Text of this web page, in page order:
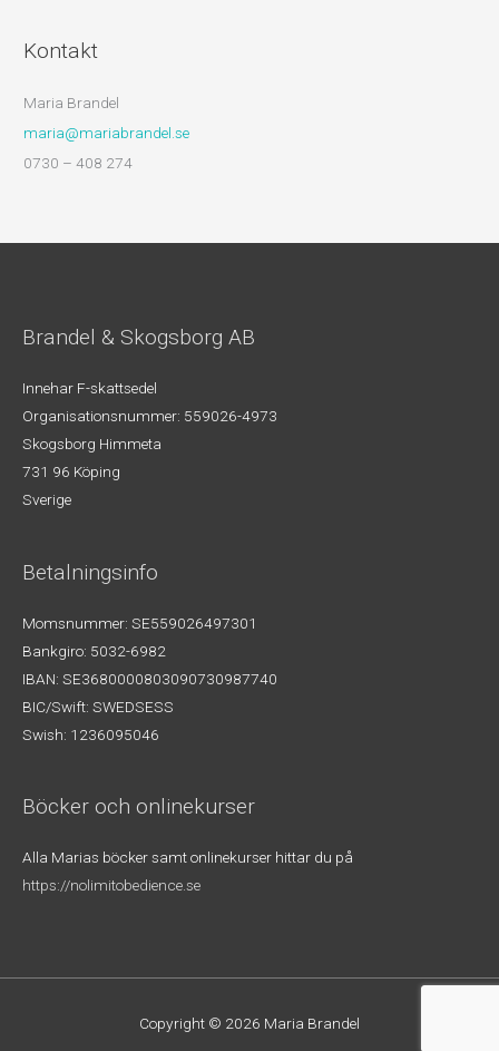
Kontakt
Maria Brandel
maria@mariabrandel.se
0730 – 408 274
Brandel & Skogsborg AB
Innehar F-skattsedel
Organisationsnummer: 559026-4973
Skogsborg Himmeta
731 96 Köping
Sverige
Betalningsinfo
Momsnummer: SE559026497301
Bankgiro: 5032-6982
IBAN: SE3680000803090730987740
BIC/Swift: SWEDSESS
Swish: 1236095046
Böcker och onlinekurser
Alla Marias böcker samt onlinekurser hittar du på
https://nolimitobedience.se
Copyright © 2026 Maria Brandel